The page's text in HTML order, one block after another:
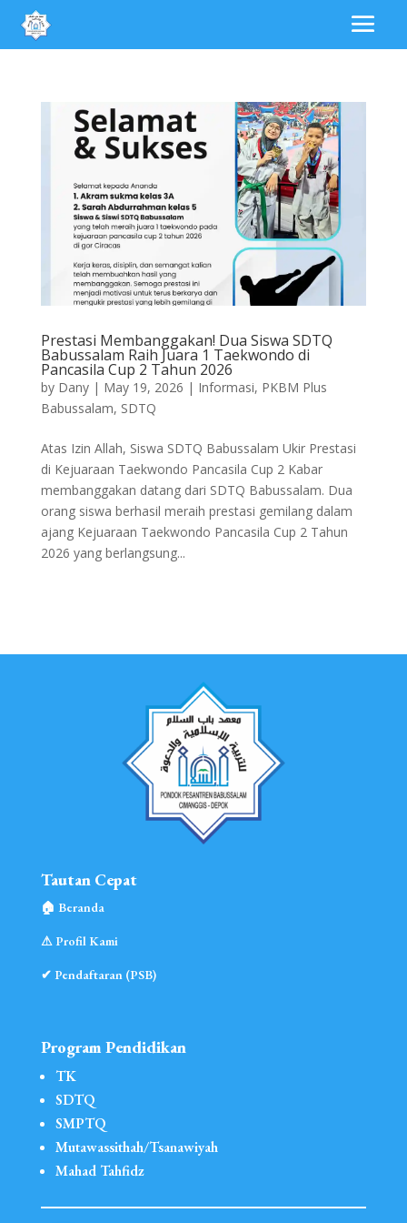
Prestasi Membanggakan! Dua Siswa SDTQ
Babussalam Raih Juara 1 Taekwondo di
Pancasila Cup 2 Tahun 2026
by Dany| May 19, 2026 | Informasi, PKBM Plus
Babussalam, SDTQ
Atas Izin Allah, Siswa SDTQ Babussalam Ukir Prestasi
di Kejuaraan Taekwondo Pancasila Cup 2 Kabar
membanggakan datang dari SDTQ Babussalam. Dua
orang siswa berhasil meraih prestasi gemilang dalam
ajang Kejuaraan Taekwondo Pancasila Cup 2 Tahun
2026 yang berlangsung...
Tautan Cepat
🏠︎ Beranda
⚠︎ Profil Kami
✔ Pendaftaran (PSB)
Program Pendidikan
TK
SDTQ
SMPTQ
Mutawassithah/Tsanawiyah
Mahad Tahfidz